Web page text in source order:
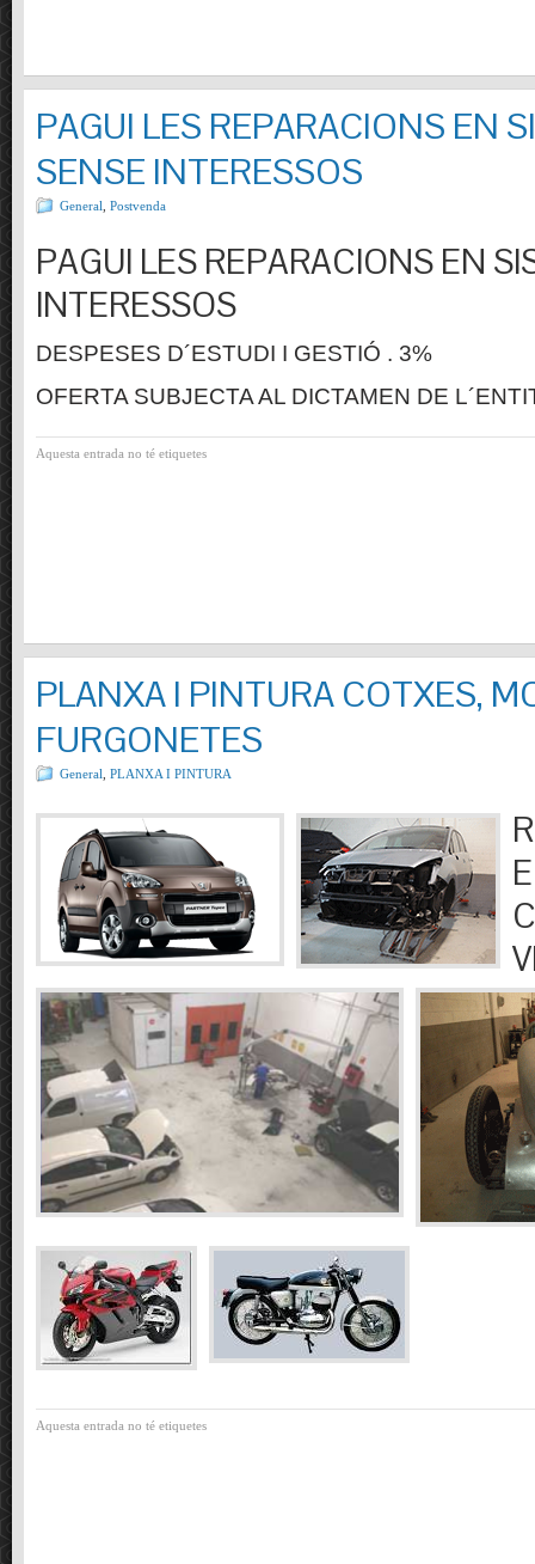
PAGUI LES REPARACIONS EN
SENSE INTERESSOS
General Postvenda
PAGUI LES REPARACIONS EN
INTERESSOS
DESPESES D´ESTUDI I GESTIÓ . 3%
OFERTA SUBJECTA AL DICTAMEN DE
Aquesta entrada no té etiquetes
PLANXA I PINTURA COTXES,
FURGONETES
General PLANXA I PINTURA
Aquesta entrada no té etiquetes